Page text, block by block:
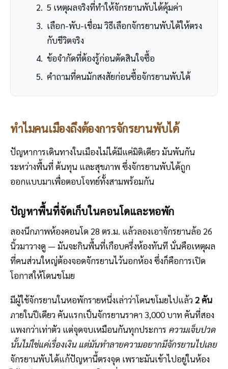
5 เหตุผลจริงที่ทำให้จักรยานพับได้คุ้มค่า
เลือก-พับ-เชื่อม วิธีเลือกจักรยานพับได้ให้ตรง
กับชีวิตจริง
ข้อจำกัดที่ต้องรู้ก่อนตัดสินใจซื้อ
คำถามที่คนมักสงสัยก่อนซื้อจักรยานพับได้
ทำไมคนเมืองถึงต้องการจักรยานพับได้
ปัญหาการเดินทางในเมืองไม่ได้มีแค่มิติเดียว มันพันกัน
ระหว่างพื้นที่ ต้นทุน และสุขภาพ ซึ่งจักรยานพับได้ถูก
ออกแบบมาเพื่อตอบโจทย์ทั้งสามพร้อมกัน
ปัญหาพื้นที่จัดเก็บในคอนโดและหอพัก
ลองนึกภาพห้องคอนโด 28 ตร.ม. แล้วลองเอาจักรยานล้อ 26
นิ้วมาวางดู — มันจะกินพื้นที่เกือบครึ่งห้องทันที นั่นคือเหตุผล
ที่คนส่วนใหญ่ต้องจอดจักรยานไว้นอกห้อง ซึ่งก็คือการเปิด
โอกาสให้โดนขโมย
มีผู้ใช้จักรยานในหอพักรายหนึ่งเล่าว่าโดนขโมยไปแล้ว2 คัน
ภายในปีเดียว คันแรกเป็นจักรยานราคา 3,000 บาท คันที่สอง
แพงกว่าเท่าตัว แต่จุดจบเหมือนกันทุกประการ ความเจ็บปวด
นั้นไม่ใช่แค่เรื่องเงิน แต่มันทำลายความอยากมีจักรยานไปเลย
จักรยานพับได้แก้ปัญหานี้ตรงจุด เพราะมันเข้าไปอยู่ในห้อง